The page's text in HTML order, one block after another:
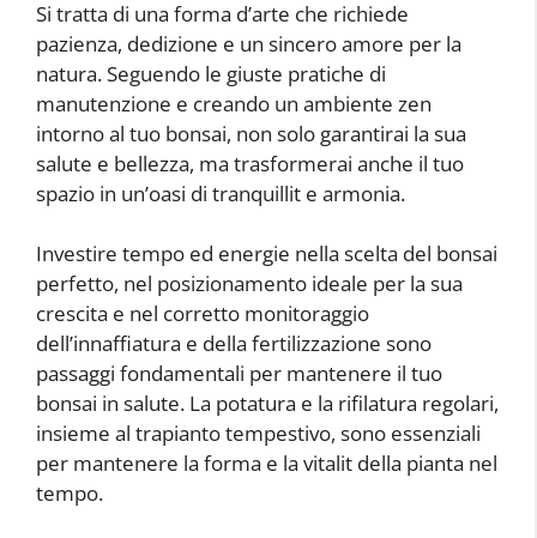
Si tratta di una forma d’arte che richiede
pazienza, dedizione e un sincero amore per la
natura. Seguendo le giuste pratiche di
manutenzione e creando un ambiente zen
intorno al tuo bonsai, non solo garantirai la sua
salute e bellezza, ma trasformerai anche il tuo
spazio in un’oasi di tranquillit e armonia.
Investire tempo ed energie nella scelta del bonsai
perfetto, nel posizionamento ideale per la sua
crescita e nel corretto monitoraggio
dell’innaffiatura e della fertilizzazione sono
passaggi fondamentali per mantenere il tuo
bonsai in salute. La potatura e la rifilatura regolari,
insieme al trapianto tempestivo, sono essenziali
per mantenere la forma e la vitalit della pianta nel
tempo.